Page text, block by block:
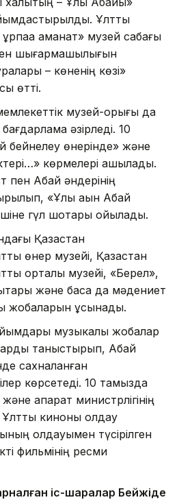
Ұлттық
аманат» музей сабағы
шығармашылығын
– көненің көзі»
өтті.
музей-қорығы да
әзірледі. 10
бейнелеу өнерінде» және
көрмелері ашылады.
пен Абай әндерінің
«Ұлы ақын Абай
гүл шоқтары қойылады.
Қазақстан
өнер музейі, Қазақстан
орталық музейі, «Берел»,
және басқа да мәдениет
жобаларын ұсынады.
музыкалық жобалар
таныстырып, Абай
сахналанған
көрсетеді. 10 тамызда
ақпарат министрлігінің
киноны қолдау
қолдауымен түсірілген
фильмінің ресми
іс-шаралар Бейжіңде